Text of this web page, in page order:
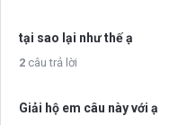
tại sao lại như thế ạ
2câu trả lời
Giải hộ em câu này với ạ